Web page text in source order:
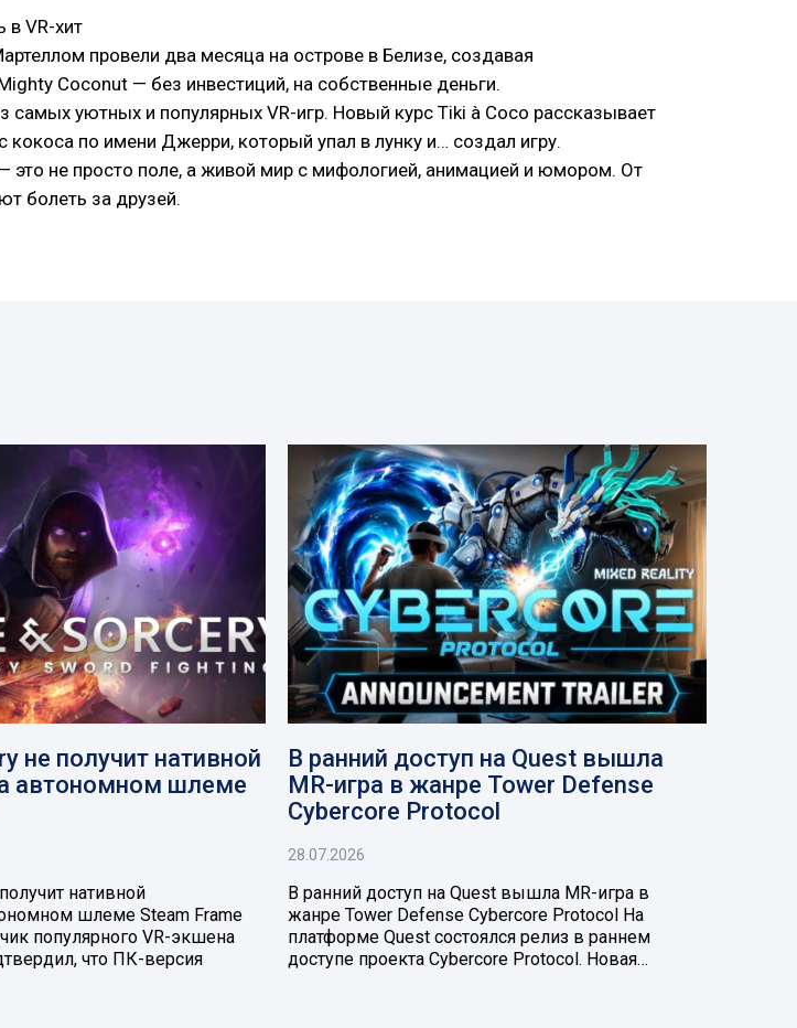
в VR-хит
провели два месяца на острове в Белизе, создавая
Coconut — без инвестиций, на собственные деньги.
уютных и популярных VR-игр. Новый курс Tiki à Coco рассказывает
по имени Джерри, который упал в лунку и… создал игру.
не просто поле, а живой мир с мифологией, анимацией и юмором. От
болеть за друзей.
не получит нативной
автономном шлеме
нативной
шлеме Steam Frame
популярного VR-экшена
что ПК-версия
В ранний доступ на Quest вышла
MR-игра в жанре Tower Defense
Cybercore Protocol
28.07.2026
В ранний доступ на Quest вышла MR-игра в
жанре Tower Defense Cybercore Protocol На
платформе Quest состоялся релиз в раннем
доступе проекта Cybercore Protocol. Новая…